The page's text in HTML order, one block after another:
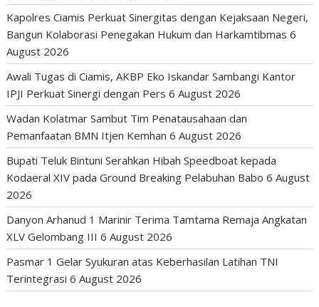
Kapolres Ciamis Perkuat Sinergitas dengan Kejaksaan Negeri,
Bangun Kolaborasi Penegakan Hukum dan Harkamtibmas 6
August 2026
Awali Tugas di Ciamis, AKBP Eko Iskandar Sambangi Kantor
IPJI Perkuat Sinergi dengan Pers 6 August 2026
Wadan Kolatmar Sambut Tim Penatausahaan dan
Pemanfaatan BMN Itjen Kemhan 6 August 2026
Bupati Teluk Bintuni Serahkan Hibah Speedboat kepada
Kodaeral XIV pada Ground Breaking Pelabuhan Babo 6 August
2026
Danyon Arhanud 1 Marinir Terima Tamtama Remaja Angkatan
XLV Gelombang III 6 August 2026
Pasmar 1 Gelar Syukuran atas Keberhasilan Latihan TNI
Terintegrasi 6 August 2026